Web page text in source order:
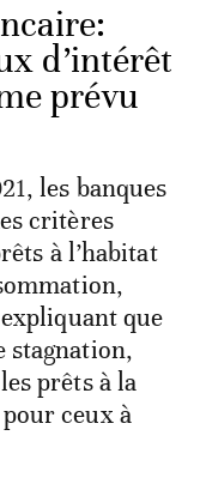
d’intérêt
prévu
les banques
critères
à l’habitat
que
stagnation,
prêts à la
ceux à